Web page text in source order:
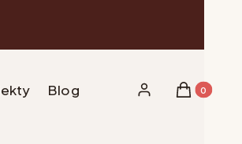
Blog Zaloguj sięProdukty
Koszyk